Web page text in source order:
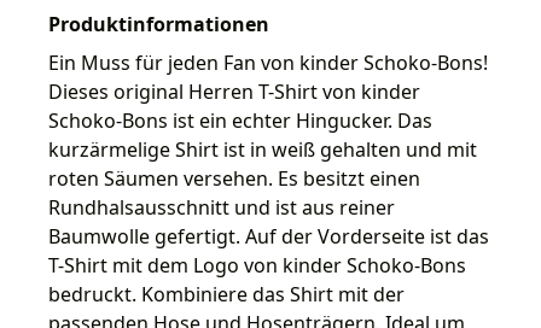
Produktinformationen
Ein Muss für jeden Fan von kinder Schoko-Bons!
Dieses original Herren T-Shirt von kinder
Schoko-Bons ist ein echter Hingucker. Das
kurzärmelige Shirt ist in weiß gehalten und mit
roten Säumen versehen. Es besitzt einen
Rundhalsausschnitt und ist aus reiner
Baumwolle gefertigt. Auf der Vorderseite ist das
T-Shirt mit dem Logo von kinder Schoko-Bons
bedruckt. Kombiniere das Shirt mit der